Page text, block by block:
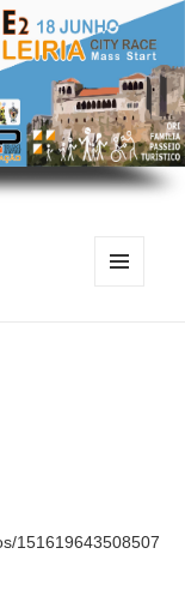
151619643508507